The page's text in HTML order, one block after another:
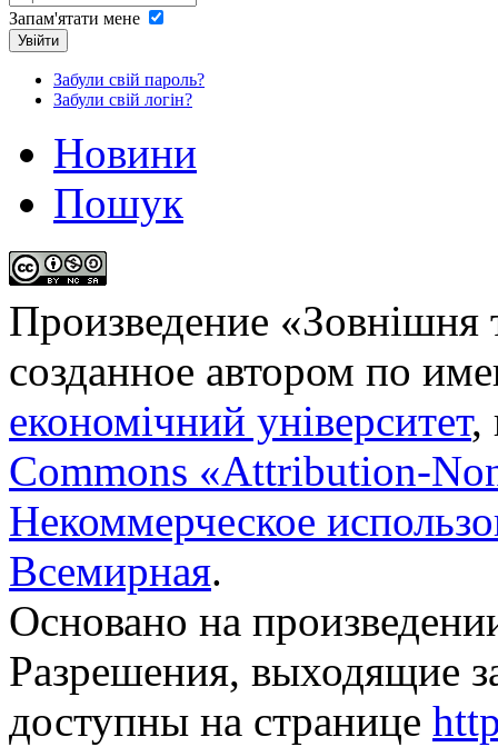
Запам'ятати мене
Увійти
Забули свій пароль?
Забули свій логін?
Новини
Пошук
Произведение «Зовнішня
созданное автором по
економічний університет,
Commons «Attribution-
Некоммерческое
Всемирная.
Основано на
Разрешения, выходящие
доступны на странице